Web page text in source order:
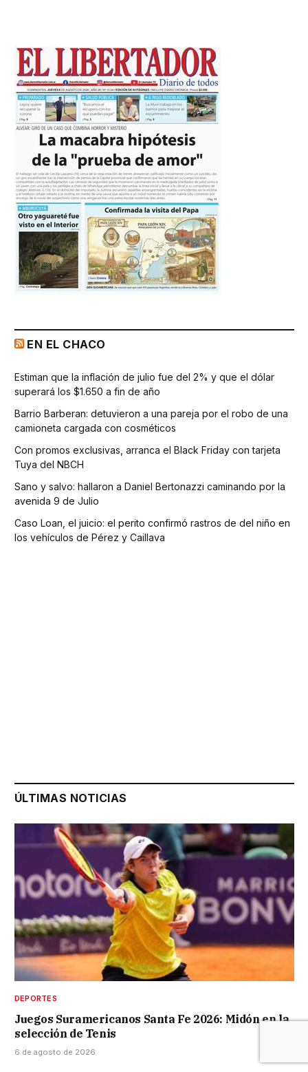
EN EL CHACO
Estiman que la inflación de julio fue del 2% y que el dólar
superará los $1.650 a fin de año
Barrio Barberan: detuvieron a una pareja por el robo de una
camioneta cargada con cosméticos
Con promos exclusivas, arranca el Black Friday con tarjeta
Tuya del NBCH
Sano y salvo: hallaron a Daniel Bertonazzi caminando por la
avenida 9 de Julio
Caso Loan, el juicio: el perito confirmó rastros de del niño en
los vehículos de Pérez y Caillava
ÚLTIMAS NOTICIAS
DEPORTES
Juegos Suramericanos Santa Fe 2026: Midón en la
selección de Tenis
6 de agosto de 2026